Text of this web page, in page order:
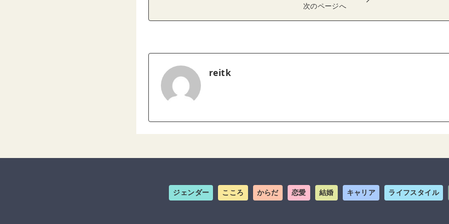
次のページへ
reitk
ジェンダー こころ からだ 恋愛 結婚 キャリア ライフスタイル